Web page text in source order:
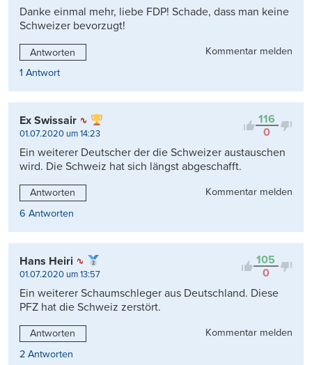
Danke einmal mehr, liebe FDP! Schade, dass man keine
Schweizer bevorzugt!
Antworten
Kommentar melden
1 Antwort
116
0
Ex Swissair
01.07.2020 um 14:23
Ein weiterer Deutscher der die Schweizer austauschen
wird. Die Schweiz hat sich längst abgeschafft.
Antworten
Kommentar melden
6 Antworten
105
0
Hans Heiri
01.07.2020 um 13:57
Ein weiterer Schaumschleger aus Deutschland. Diese
PFZ hat die Schweiz zerstört.
Antworten
Kommentar melden
2 Antworten